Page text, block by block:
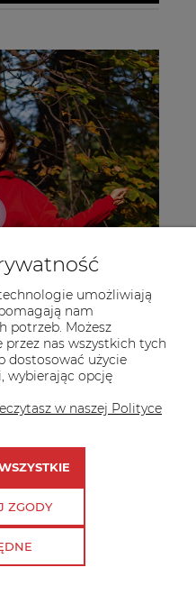
umożliwiają
nam
potrzeb. Możesz
nas wszystkich tych
dostosować użycie
wybierając opcję
w naszej Polityce
ZGODY